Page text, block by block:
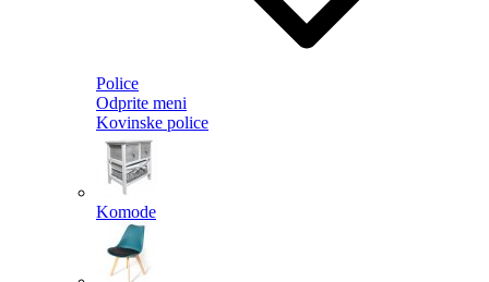
Police
Odprite meni
Kovinske police
Komode